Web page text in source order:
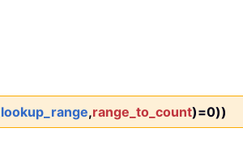
lookup_range,range_to_count)=0))